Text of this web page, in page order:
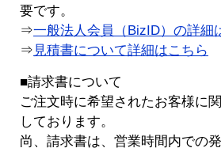
要です。
⇒一般法人会員（BizID）の詳細
⇒ 見積書について詳細はこちら
■請求書について
ご注文時に希望されたお客様に
しております。
尚、請求書は、営業時間内での